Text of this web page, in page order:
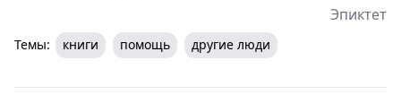
Эпиктет
Темы: книги помощь другие люди